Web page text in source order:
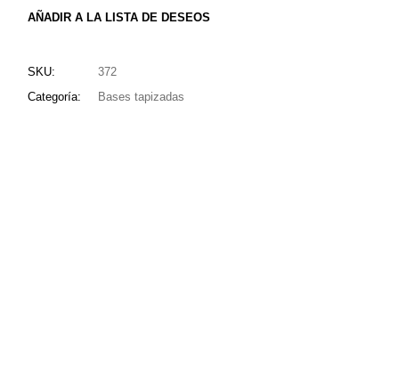
AÑADIR A LA LISTA DE DESEOS
SKU:
372
Categoría:
Bases tapizadas